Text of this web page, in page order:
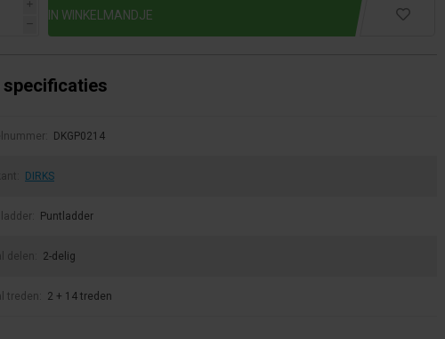
i
h
specificaties
DKGP0214
DIRKS
Puntladder
delen: 2-delig
treden: 2 + 14 treden